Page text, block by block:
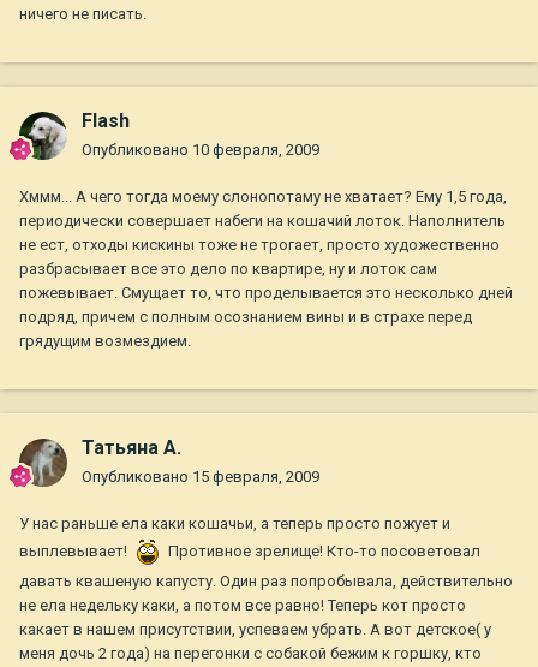
ничего не писать.
Flash
Опубликовано 10 февраля, 2009
Хммм... А чего тогда моему слонопотаму не хватает? Ему 1,5 года,
периодически совершает набеги на кошачий лоток. Наполнитель
не ест, отходы кискины тоже не трогает, просто художественно
разбрасывает все это дело по квартире, ну и лоток сам
пожевывает. Смущает то, что проделывается это несколько дней
подряд, причем с полным осознанием вины и в страхе перед
грядущим возмездием.
Татьяна А.
Опубликовано 15 февраля, 2009
У нас раньше ела каки кошачьи, а теперь просто пожует и
выплевывает!
Противное зрелище! Кто-то посоветовал
давать квашеную капусту. Один раз попробывала, действительно
не ела недельку каки, а потом все равно! Теперь кот просто
какает в нашем присутствии, успеваем убрать. А вот детское( у
меня дочь 2 года) на перегонки с собакой бежим к горшку, кто